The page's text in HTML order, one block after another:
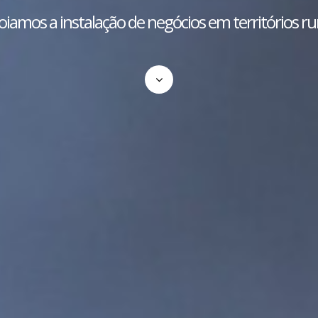
a instalação de negócios em territórios